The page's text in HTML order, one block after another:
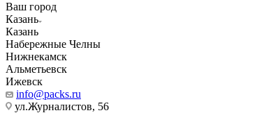
Ваш город
Казань
Казань
Набережные Челны
Нижнекамск
Альметьевск
Ижевск
info@packs.ru
ул.Журналистов, 56